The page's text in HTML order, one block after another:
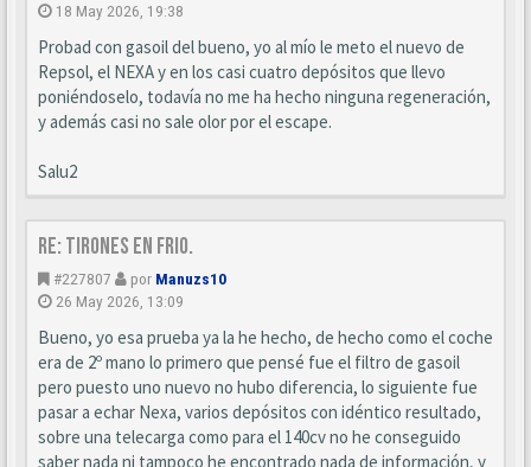
18 May 2026, 19:38
Probad con gasoil del bueno, yo al mío le meto el nuevo de
Repsol, el NEXA y en los casi cuatro depósitos que llevo
poniéndoselo, todavía no me ha hecho ninguna regeneración,
y además casi no sale olor por el escape.
Salu2
Re: Tirones en frio.
#227807 por Manuzs10
26 May 2026, 13:09
Bueno, yo esa prueba ya la he hecho, de hecho como el coche
era de 2º mano lo primero que pensé fue el filtro de gasoil
pero puesto uno nuevo no hubo diferencia, lo siguiente fue
pasar a echar Nexa, varios depósitos con idéntico resultado,
sobre una telecarga como para el 140cv no he conseguido
saber nada ni tampoco he encontrado nada de información, y